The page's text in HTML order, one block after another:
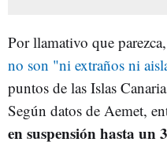
Por llamativo que parezca,
no son "ni extraños ni
puntos de las Islas
Según datos de Aemet,
en suspensión hasta un